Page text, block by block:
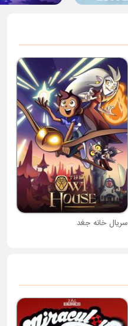
سریال خانه جغد